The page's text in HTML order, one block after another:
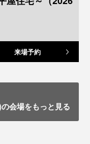
来場予約
会場をもっと見る